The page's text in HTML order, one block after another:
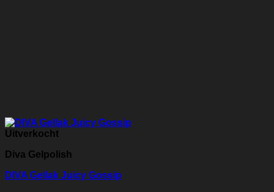
Uitverkocht
Diva Gelpolish
DIVA Gellak Juicy Gossip